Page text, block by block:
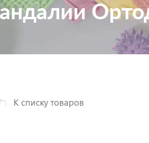
К списку товаров